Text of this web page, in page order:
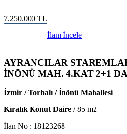
7.250.000 TL
İlanı İncele
AYRANCILAR
İNŌNŬ MAH. 4.KAT 2+1 DA
İzmir / Torbalı / İnönü Mahallesi
Kiralık Konut Daire /85 m2
İlan No : 18123268